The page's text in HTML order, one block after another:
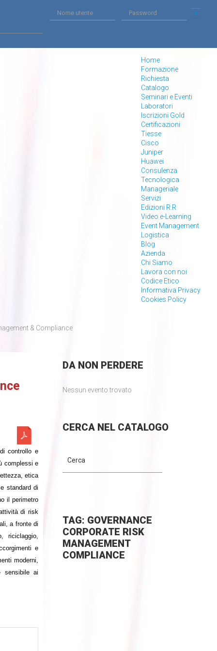
Home
Formazione
Richiesta
Catalogo
Seminari e Eventi
Laboratori
Iscrizioni Gold
Certificazioni
Tiesse
Cisco
Juniper
Huawei
Consulenza
Tecnologica
Manageriale
Servizi
Edizioni R.R
Video e-Learning
Event Management
Logistica
Blog
Azienda
Chi Siamo
Lavora con noi
Codice Etico
Informativa Privacy
Cookies Policy
& Compliance
controllo e
complessi e
etica
standard di
il perimetro
di risk
a fronte di
riciclaggio,
e
moderni,
sensibile ai
DANON PERDERE
Nessun evento trovato
CERCANEL CATALOGO
TAG: GOVERNANCE
CORPORATE RISK
MANAGEMENT
COMPLIANCE